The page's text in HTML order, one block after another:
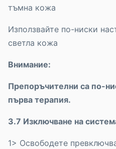
тъмна кожа
Използвайте по-ниски
светла кожа
Внимание:
Препоръчителни са по-
първа терапия.
3.7 Изключване на
1> Освободете